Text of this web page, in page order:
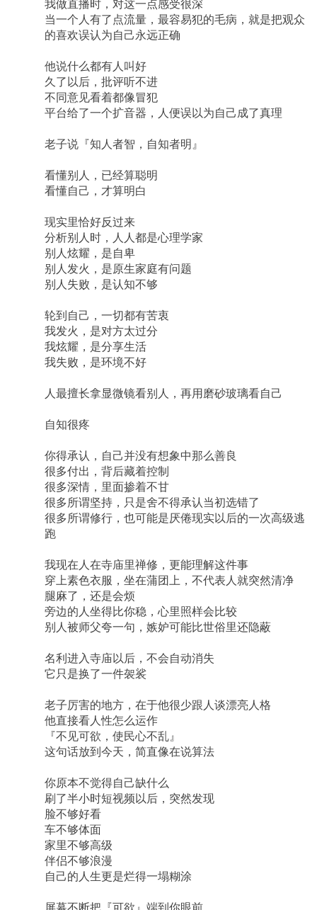
我做直播时，对这一点感受很深
当一个人有了点流量，最容易犯的毛病，就是把观众
的喜欢误认为自己永远正确
他说什么都有人叫好
久了以后，批评听不进
不同意见看着都像冒犯
平台给了一个扩音器，人便误以为自己成了真理
老子说『知人者智，自知者明』
看懂别人，已经算聪明
看懂自己，才算明白
现实里恰好反过来
分析别人时，人人都是心理学家
别人炫耀，是自卑
别人发火，是原生家庭有问题
别人失败，是认知不够
轮到自己，一切都有苦衷
我发火，是对方太过分
我炫耀，是分享生活
我失败，是环境不好
人最擅长拿显微镜看别人，再用磨砂玻璃看自己
自知很疼
你得承认，自己并没有想象中那么善良
很多付出，背后藏着控制
很多深情，里面掺着不甘
很多所谓坚持，只是舍不得承认当初选错了
很多所谓修行，也可能是厌倦现实以后的一次高级逃
跑
我现在人在寺庙里禅修，更能理解这件事
穿上素色衣服，坐在蒲团上，不代表人就突然清净
腿麻了，还是会烦
旁边的人坐得比你稳，心里照样会比较
别人被师父夸一句，嫉妒可能比世俗里还隐蔽
名利进入寺庙以后，不会自动消失
它只是换了一件袈裟
老子厉害的地方，在于他很少跟人谈漂亮人格
他直接看人性怎么运作
『不见可欲，使民心不乱』
这句话放到今天，简直像在说算法
你原本不觉得自己缺什么
刷了半小时短视频以后，突然发现
脸不够好看
车不够体面
家里不够高级
伴侣不够浪漫
自己的人生更是烂得一塌糊涂
屏幕不断把『可欲』端到你眼前